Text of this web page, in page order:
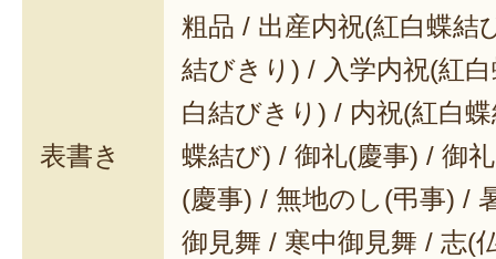
表書き
粗品 / 出産内祝(紅白蝶結
結びきり) / 入学内祝(紅
白結びきり) / 内祝(紅白
蝶結び) / 御礼(慶事) / 御
(慶事) / 無地のし(弔事) /
御見舞 / 寒中御見舞 / 志(